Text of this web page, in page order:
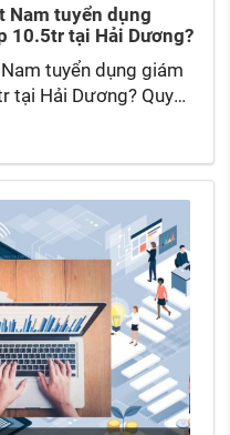
Nam tuyển dụng
10.5tr tại Hải Dương?
tuyển dụng giám
tại Hải Dương? Quy
hàng làm việc tại